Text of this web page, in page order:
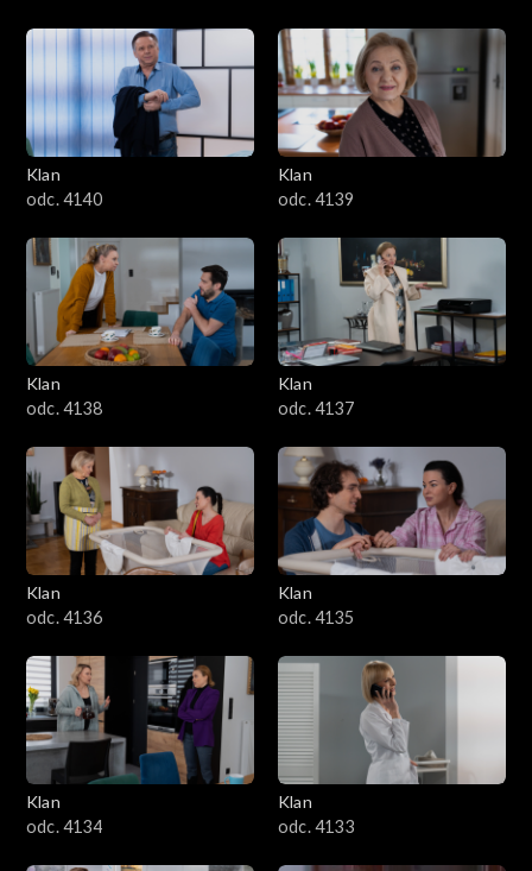
Klan
odc. 4140
Klan
odc. 4139
Klan
odc. 4138
Klan
odc. 4137
Klan
odc. 4136
Klan
odc. 4135
Klan
odc. 4134
Klan
odc. 4133